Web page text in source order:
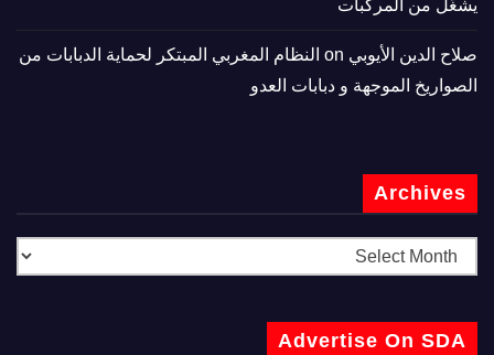
يشغّل من المركبات
صلاح الدين الأيوبي
النظام المغربي المبتكر لحماية الدبابات من
الصواريخ الموجهة و دبابات العدو
Archives
Advertise On SDA